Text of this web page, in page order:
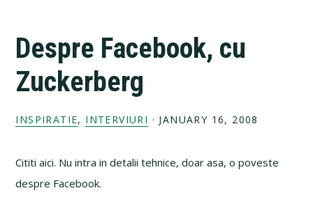
Despre Facebook, cu
Zuckerberg
INSPIRATIE, INTERVIURI · JANUARY 16, 2008
Cititi aici. Nu intra in detalii tehnice, doar asa, o poveste
despre Facebook.